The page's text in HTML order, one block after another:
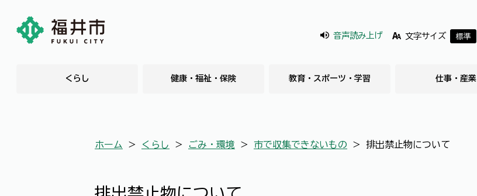
音声読み上げ 文字サイズ 標準
くらし 健康・福祉・保険 教育・スポーツ・学習 仕事・産業
ホーム ＞ くらし ＞ ごみ・環境 ＞ 市で収集できないもの ＞ 排出禁止物について